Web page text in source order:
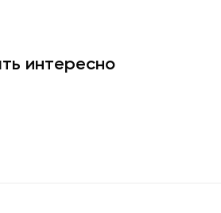
интересно